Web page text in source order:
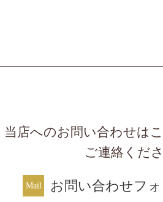
当店へのお問い合わせは
ご連絡くださ
お問い合わせフ